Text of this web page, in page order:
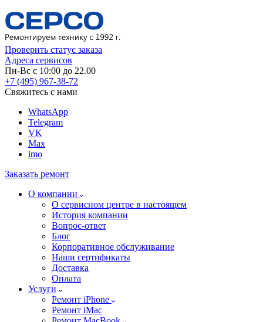
Проверить статус заказа
Адреса сервисов
Пн-Вс с 10:00 до 22.00
+7 (495) 967-38-72
Свяжитесь с нами
WhatsApp
Telegram
VK
Max
imo
Заказать ремонт
О компании
О сервисном центре в настоящем
История компании
Вопрос-ответ
Блог
Корпоративное обслуживание
Наши сертификаты
Доставка
Оплата
Услуги
Ремонт iPhone
Ремонт iMac